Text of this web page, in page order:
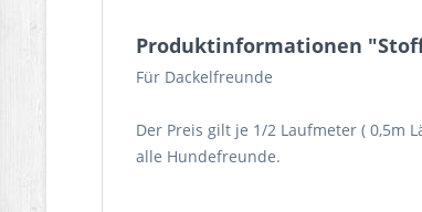
Produktinformationen
Für Dackelfreunde
Der Preis gilt je 1/2 Laufmeter ( 0,5m
alle Hundefreunde.